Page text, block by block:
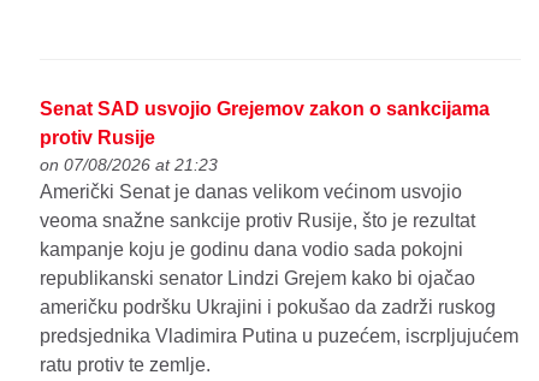
Senat SAD usvojio Grejemov zakon o sankcijama
protiv Rusije
on 07/08/2026 at 21:23
Američki Senat je danas velikom većinom usvojio
veoma snažne sankcije protiv Rusije, što je rezultat
kampanje koju je godinu dana vodio sada pokojni
republikanski senator Lindzi Grejem kako bi ojačao
američku podršku Ukrajini i pokušao da zadrži ruskog
predsjednika Vladimira Putina u puzećem, iscrpljujućem
ratu protiv te zemlje.